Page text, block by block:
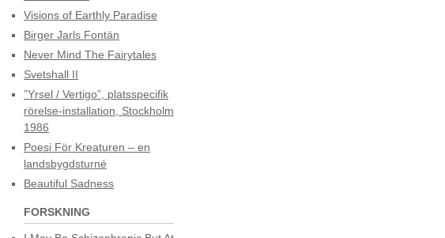
Visions of Earthly Paradise
Birger Jarls Fontän
Never Mind The Fairytales
Svetshall II
”Yrsel / Vertigo”, platsspecifik
rörelse-installation, Stockholm
1986
Poesi För Kreaturen – en
landsbygdsturné
Beautiful Sadness
FORSKNING